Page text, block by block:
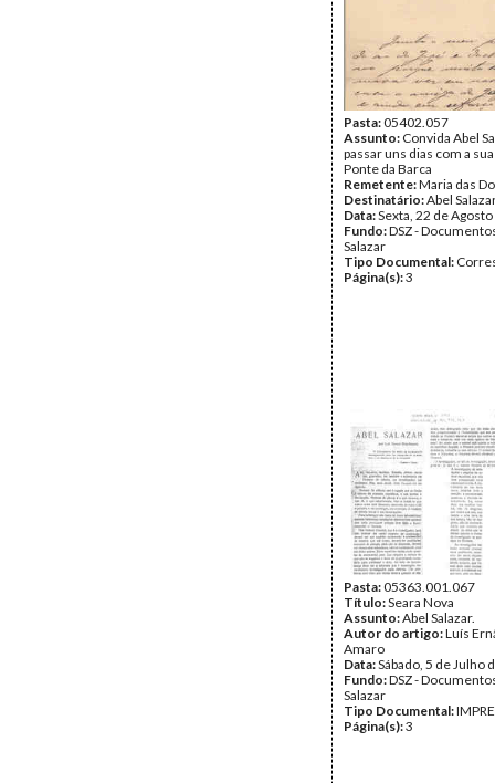
Pasta:05402.057
Assunto: Convida Abel
passar uns dias com a
Ponte da Barca
Remetente:Maria das
Destinatário:Abel
Data:Sexta, 22 de
Fundo:DSZ -
Salazar
Tipo Documental:
Página(s):3
Pasta:05363.001.067
Título:Seara Nova
Assunto:Abel Salazar.
Autor do artigo:Luís
Amaro
Data:Sábado, 5 de Julho
Fundo:DSZ -
Salazar
Tipo Documental:
Página(s):3